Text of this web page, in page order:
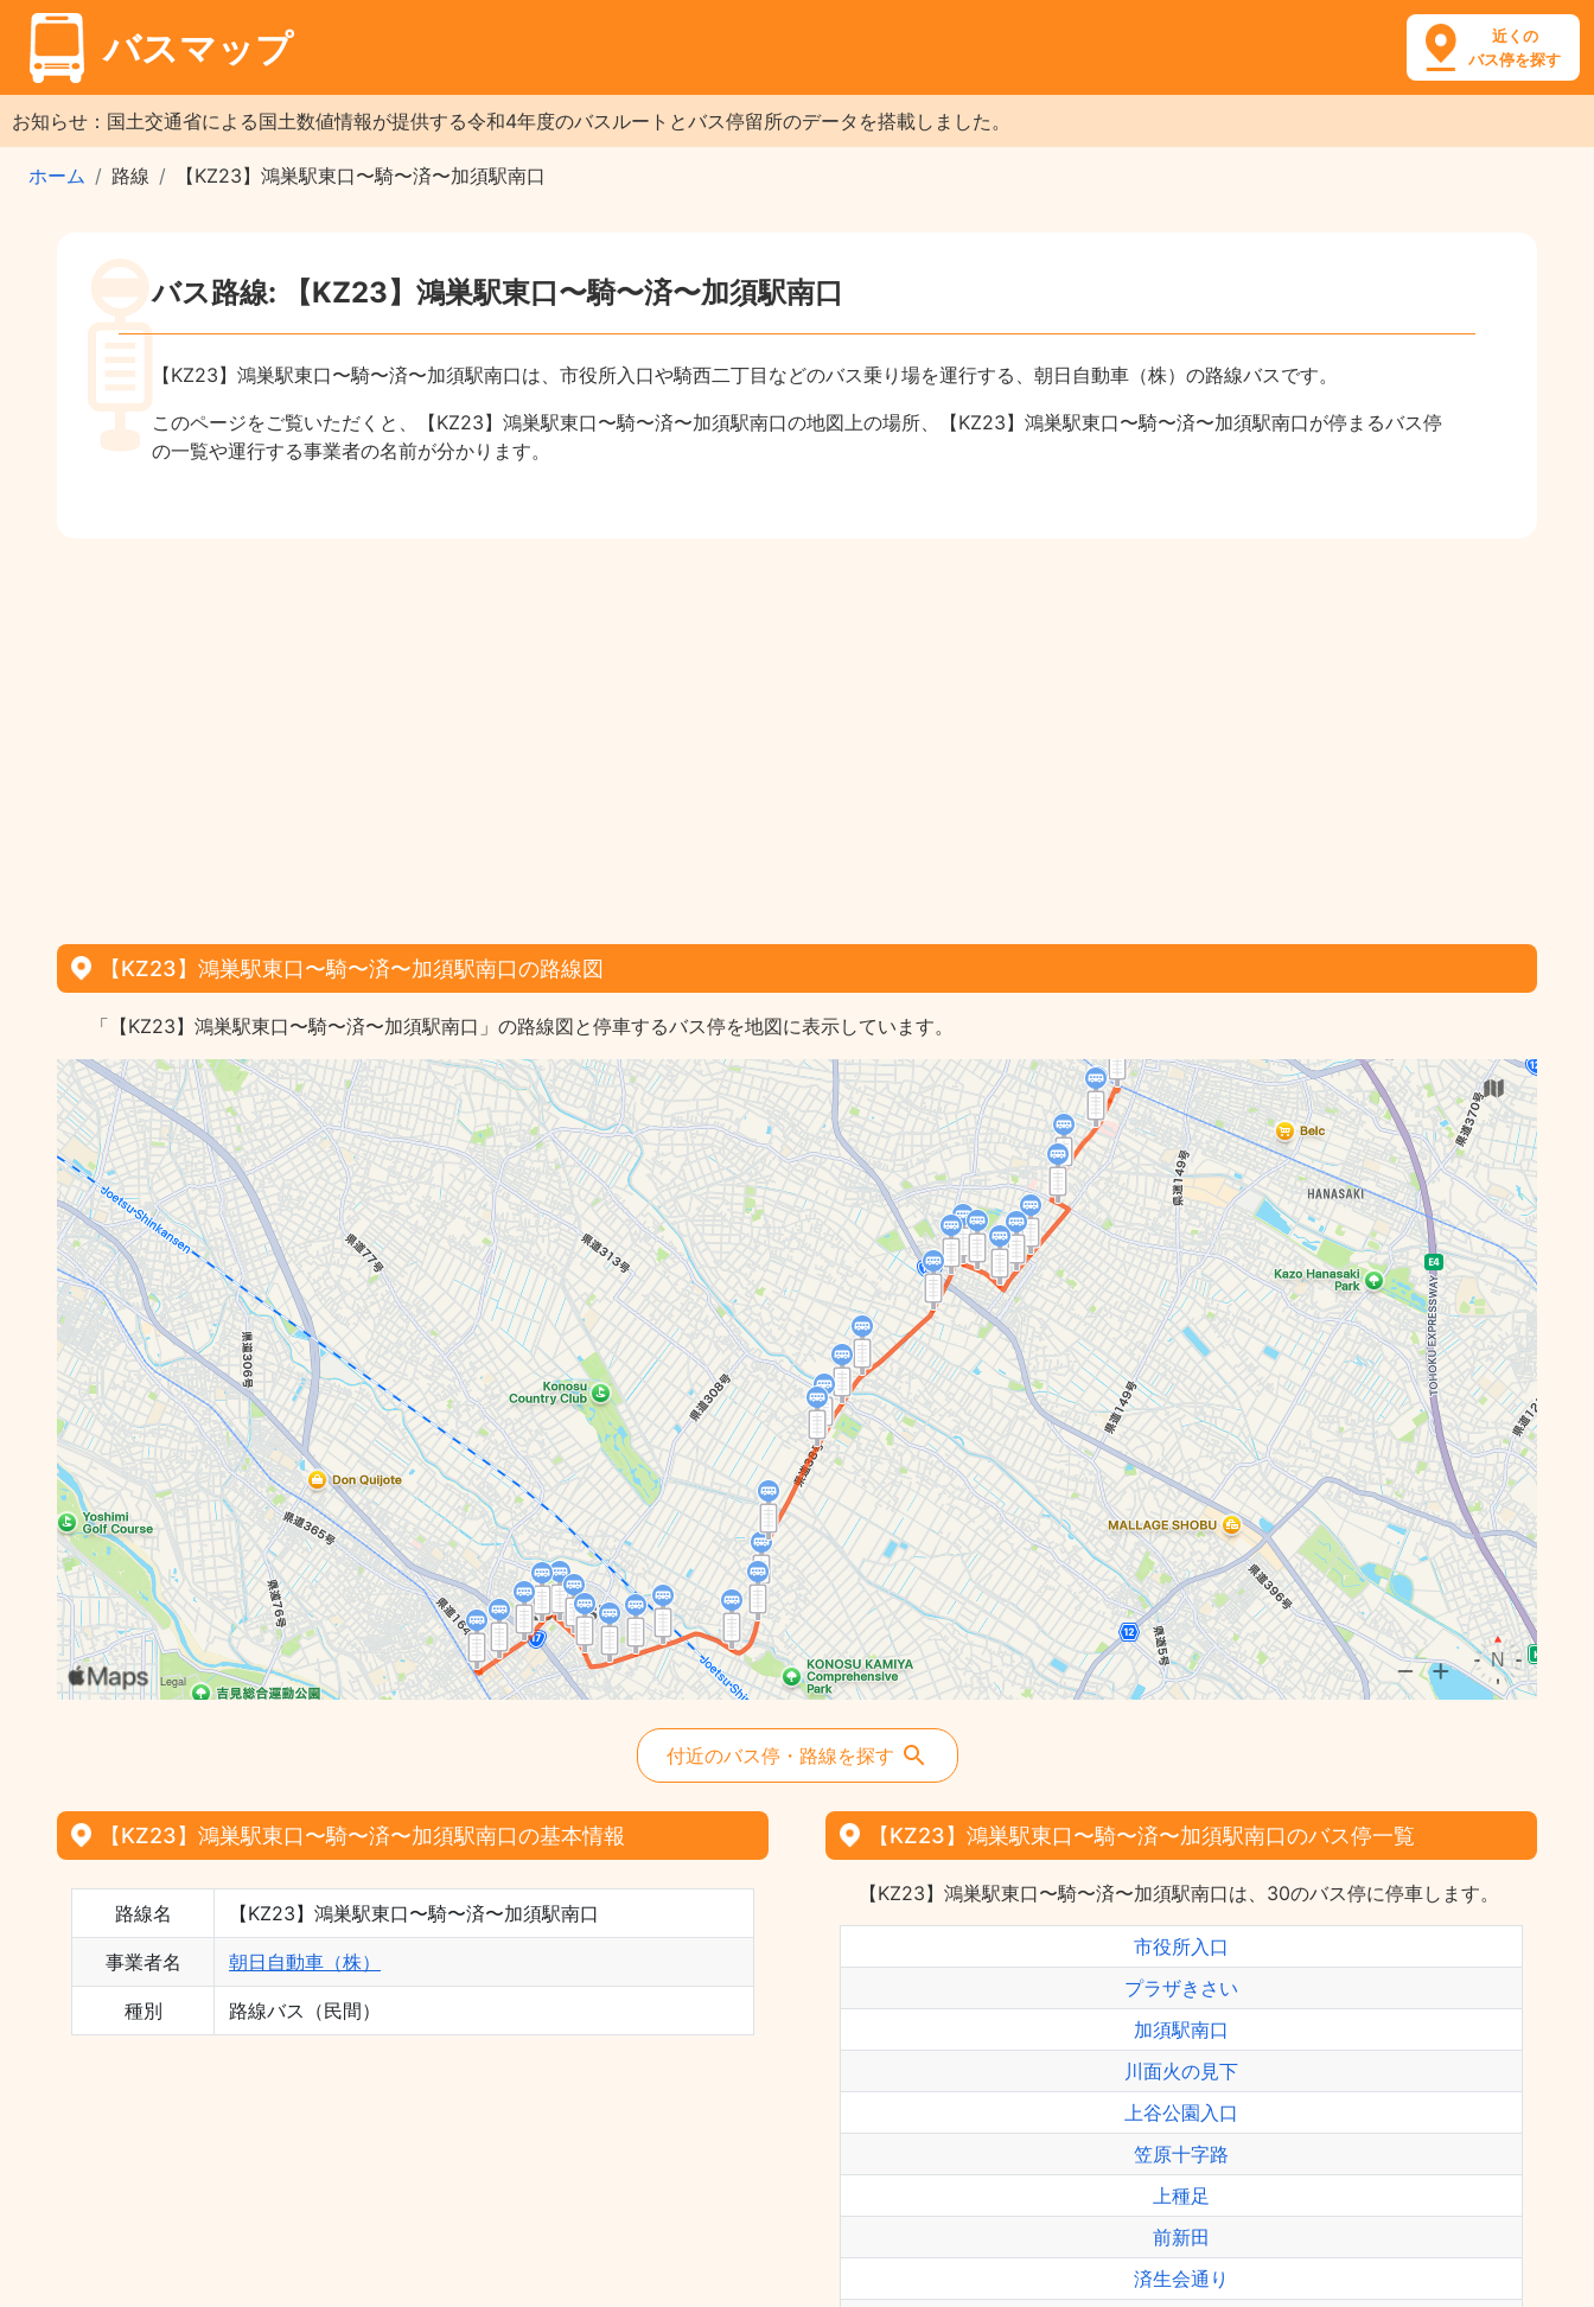
バスマップ
近くの
バス停を探す
お知らせ：国土交通省による国土数値情報が提供する令和4年度のバスルートとバス停留所のデータを搭載しました。
ホーム 路線 【KZ23】鴻巣駅東口〜騎〜済〜加須駅南口
バス路線: 【KZ23】鴻巣駅東口〜騎〜済〜加須駅南口
【KZ23】鴻巣駅東口〜騎〜済〜加須駅南口は、市役所入口や騎西二丁目などのバス乗り場を運行する、朝日自動車（株）の路線バスです。
このページをご覧いただくと、【KZ23】鴻巣駅東口〜騎〜済〜加須駅南口の地図上の場所、【KZ23】鴻巣駅東口〜騎〜済〜加須駅南口が停まるバス停
の一覧や運行する事業者の名前が分かります。
【KZ23】鴻巣駅東口〜騎〜済〜加須駅南口の路線図
「【KZ23】鴻巣駅東口〜騎〜済〜加須駅南口」の路線図と停車するバス停を地図に表示しています。
付近のバス停・路線を探す
【KZ23】鴻巣駅東口〜騎〜済〜加須駅南口の基本情報
路線名 【KZ23】鴻巣駅東口〜騎〜済〜加須駅南口
事業者名 朝日自動車（株）
種別 路線バス（民間）
【KZ23】鴻巣駅東口〜騎〜済〜加須駅南口のバス停一覧
【KZ23】鴻巣駅東口〜騎〜済〜加須駅南口は、30のバス停に停車します。
市役所入口
プラザきさい
加須駅南口
川面火の見下
上谷公園入口
笠原十字路
上種足
前新田
済生会通り